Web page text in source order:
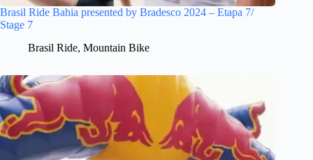
Brasil Ride Bahia presented by Bradesco 2024 – Etapa 7/
Stage 7
Brasil Ride, Mountain Bike